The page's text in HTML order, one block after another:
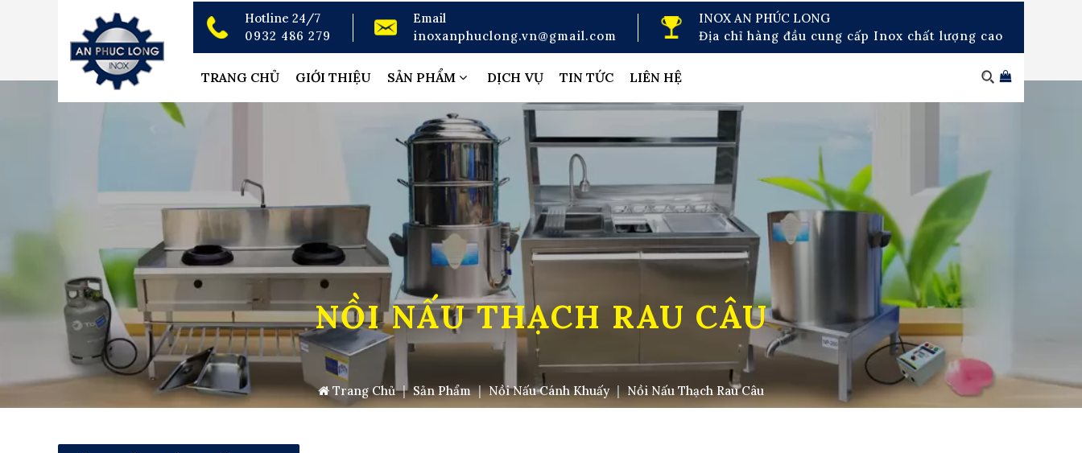
Hotline 24/7
0932 486 279
Email
inoxanphuclong.vn@gmail.com
INOX AN PHÚC LONG
Địa chỉ hàng đầu cung cấp Inox chất lượng cao
TRANG CHỦ GIỚI THIỆU SẢN PHẨM DỊCH VỤ TIN TỨC LIÊN HỆ
NỒI NẤU THẠCH RAU CÂU
Trang Chủ | Sản Phẩm | Nồi Nấu Cánh Khuấy | Nồi Nấu Thạch Rau Câu